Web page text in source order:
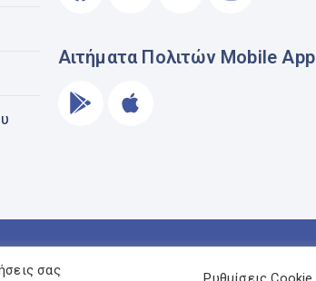
Αιτήματα Πολιτών Mobile App
σας